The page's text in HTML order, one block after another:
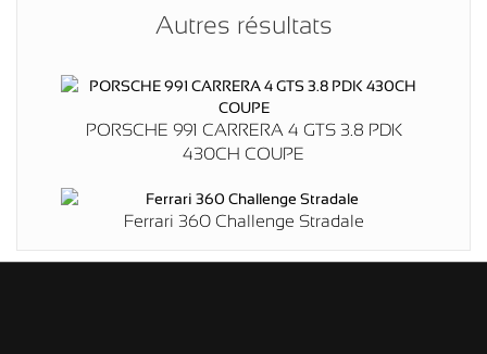
Autres résultats
PORSCHE 991 CARRERA 4 GTS 3.8 PDK
430CH COUPE
Ferrari 360 Challenge Stradale